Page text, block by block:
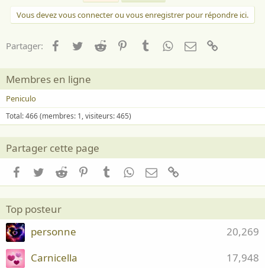
Vous devez vous connecter ou vous enregistrer pour répondre ici.
Partager: Facebook
TwitterReddit PinterestTumblrWhatsApp
Email
Membres en ligne
Peniculo
Total: 466 (membres: 1, visiteurs: 465)
Partager cette page
Facebook
TwitterReddit PinterestTumblrWhatsApp
Email
Top posteur
20,269
personne
17,948
Carnicella